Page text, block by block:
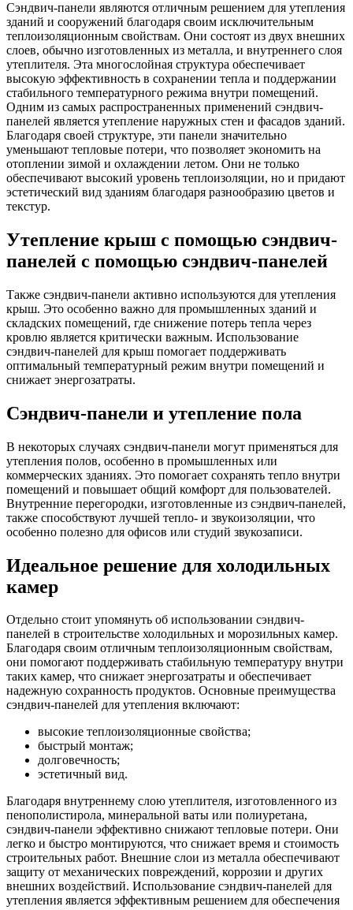
Сэндвич-панели являются отличным решением для утепления
зданий и сооружений благодаря своим исключительным
теплоизоляционным свойствам. Они состоят из двух внешних
слоев, обычно изготовленных из металла, и внутреннего слоя
утеплителя. Эта многослойная структура обеспечивает
высокую эффективность в сохранении тепла и поддержании
стабильного температурного режима внутри помещений.
Одним из самых распространенных применений сэндвич-
панелей является утепление наружных стен и фасадов зданий.
Благодаря своей структуре, эти панели значительно
уменьшают тепловые потери, что позволяет экономить на
отоплении зимой и охлаждении летом. Они не только
обеспечивают высокий уровень теплоизоляции, но и придают
эстетический вид зданиям благодаря разнообразию цветов и
текстур.
Утепление крыш с помощью сэндвич-
панелей с помощью сэндвич-панелей
Также сэндвич-панели активно используются для утепления
крыш. Это особенно важно для промышленных зданий и
складских помещений, где снижение потерь тепла через
кровлю является критически важным. Использование
сэндвич-панелей для крыш помогает поддерживать
оптимальный температурный режим внутри помещений и
снижает энергозатраты.
Сэндвич-панели и утепление пола
В некоторых случаях сэндвич-панели могут применяться для
утепления полов, особенно в промышленных или
коммерческих зданиях. Это помогает сохранять тепло внутри
помещений и повышает общий комфорт для пользователей.
Внутренние перегородки, изготовленные из сэндвич-панелей,
также способствуют лучшей тепло- и звукоизоляции, что
особенно полезно для офисов или студий звукозаписи.
Идеальное решение для холодильных
камер
Отдельно стоит упомянуть об использовании сэндвич-
панелей в строительстве холодильных и морозильных камер.
Благодаря своим отличным теплоизоляционным свойствам,
они помогают поддерживать стабильную температуру внутри
таких камер, что снижает энергозатраты и обеспечивает
надежную сохранность продуктов. Основные преимущества
сэндвич-панелей для утепления включают:
высокие теплоизоляционные свойства;
быстрый монтаж;
долговечность;
эстетичный вид.
Благодаря внутреннему слою утеплителя, изготовленного из
пенополистирола, минеральной ваты или полиуретана,
сэндвич-панели эффективно снижают тепловые потери. Они
легко и быстро монтируются, что снижает время и стоимость
строительных работ. Внешние слои из металла обеспечивают
защиту от механических повреждений, коррозии и других
внешних воздействий. Использование сэндвич-панелей для
утепления является эффективным решением для обеспечения